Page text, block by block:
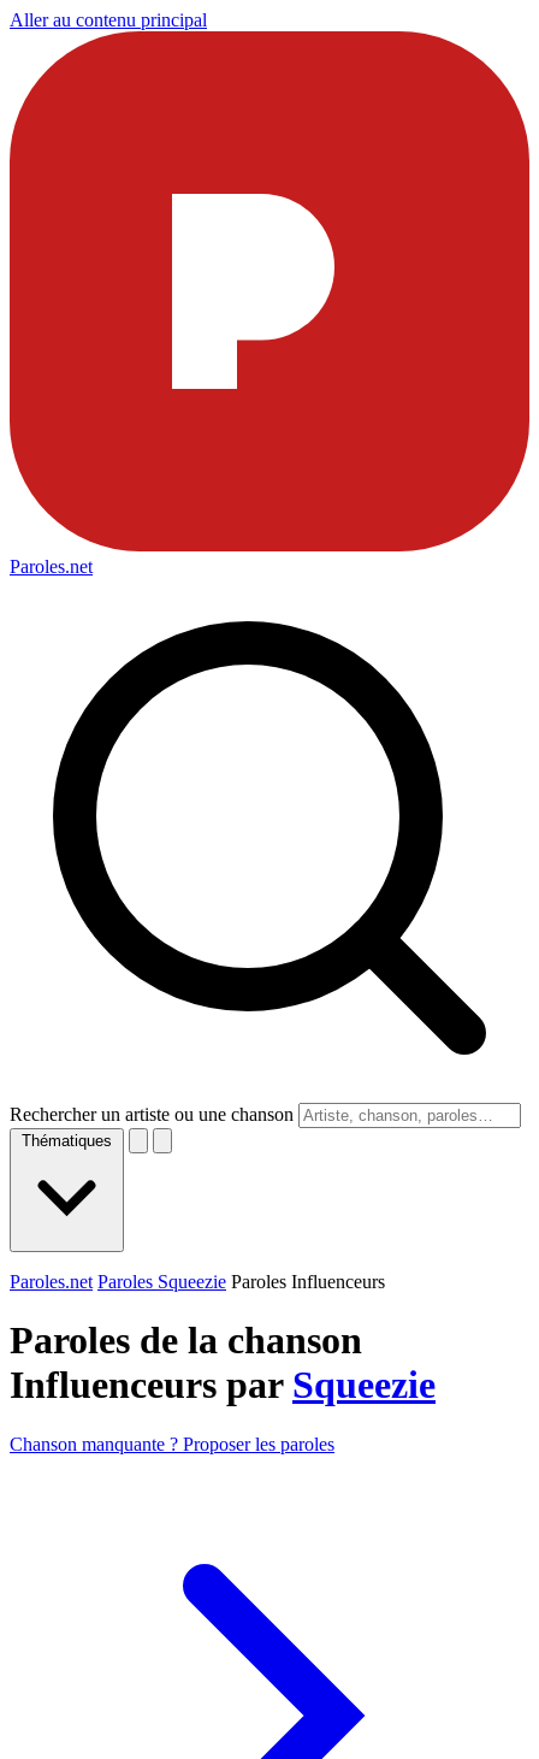
Aller au contenu principal
Paroles.net
Rechercher un artiste ou une chanson
Thématiques
Paroles.net Paroles Squeezie Paroles Influenceurs
Paroles de la chanson
Influenceurs par Squeezie
Chanson manquante ? Proposer les paroles